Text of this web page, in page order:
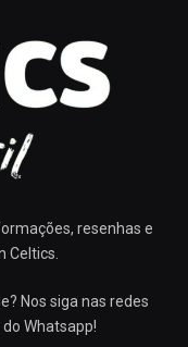
resenhas e
Celtics.
Nos siga nas redes
Whatsapp!